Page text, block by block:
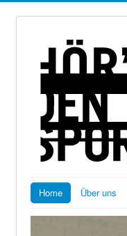
Home Über uns